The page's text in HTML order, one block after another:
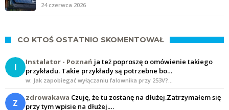
24 czerwca 2026
CO KTOŚ OSTATNIO SKOMENTOWAŁ
I Instalator - Poznań ja też poproszę o omówienie takiego
przykładu. Takie przykłady są potrzebne bo…
w: Jak zapobiegać wyłączaniu falownika przy 253V?…
Z zdrowakawa Czuję, że tu zostanę na dłużej.Zatrzymałem się
przy tym wpisie na dłużej.…